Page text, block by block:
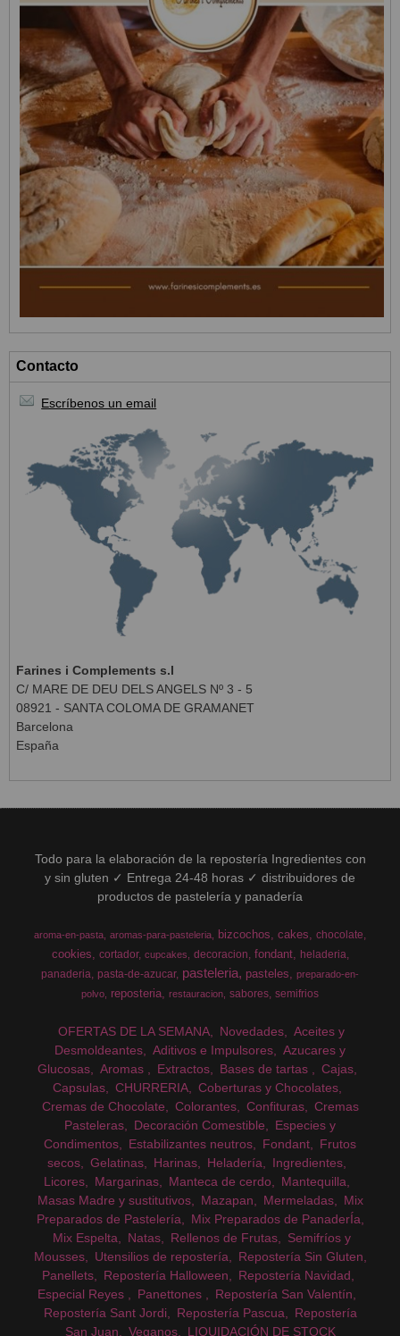
Contacto
Escríbenos un email
Farines i Complements s.l
C/ MARE DE DEU DELS ANGELS Nº 3 - 5
08921 - SANTA COLOMA DE GRAMANET
Barcelona
España
Todo para la elaboración de la repostería Ingredientes con
y sin gluten ✓ Entrega 24-48 horas ✓ distribuidores de
productos de pastelería y panadería
aroma-en-pasta aromas-para-pasteleria bizcochos cakes chocolate
cookies cortador cupcakes decoracion fondant
heladeria
panaderia pasta-de-azucar pasteleria pasteles
preparado-en-
polvo
reposteria restauracion sabores semifrios
OFERTAS DE LA SEMANA Novedades
Aceites y
Desmoldeantes
Aditivos e Impulsores
Azucares y
Glucosas
Aromas Extractos Bases de tartas
Cajas
Capsulas
CHURRERIA
Coberturas y Chocolates
Cremas de Chocolate
Colorantes Confituras
Cremas
Pasteleras
Decoración Comestible
Especies y
Condimentos
Estabilizantes neutros Fondant
Frutos
secos
Gelatinas Harinas Heladería
Ingredientes
Licores
Margarinas Manteca de cerdo
Mantequilla
Masas Madre y sustitutivos
Mazapan Mermeladas
Mix
Preparados de Pastelería
Mix Preparados de PanaderÍa
Mix Espelta
Natas Rellenos de Frutas
Semifríos y
Mousses
Utensilios de repostería
Repostería Sin Gluten
Panellets
Repostería Halloween
Repostería Navidad
Especial Reyes
Panettones
Repostería San Valentín
Repostería Sant Jordi
Repostería Pascua
Repostería
San Juan
Veganos LIQUIDACIÓN DE STOCK